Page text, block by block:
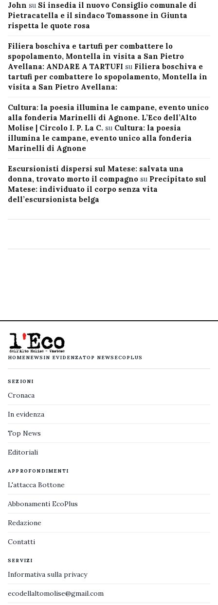
John su Si insedia il nuovo Consiglio comunale di
Pietracatella e il sindaco Tomassone in Giunta
rispetta le quote rosa
Filiera boschiva e tartufi per combattere lo
spopolamento, Montella in visita a San Pietro
Avellana: ANDARE A TARTUFI su Filiera boschiva e
tartufi per combattere lo spopolamento, Montella in
visita a San Pietro Avellana:
Cultura: la poesia illumina le campane, evento unico
alla fonderia Marinelli di Agnone. L’Eco dell’Alto
Molise | Circolo I. P. La C. su Cultura: la poesia
illumina le campane, evento unico alla fonderia
Marinelli di Agnone
Escursionisti dispersi sul Matese: salvata una
donna, trovato morto il compagno su Precipitato sul
Matese: individuato il corpo senza vita
dell’escursionista belga
HOMENEWS IN EVIDENZATOP NEWS ECOPLUS
SEZIONI
Cronaca
In evidenza
Top News
Editoriali
APPROFONDIMENTI
L'attacca Bottone
Abbonamenti EcoPlus
Redazione
Contatti
SERVIZI
Informativa sulla privacy
ecodellaltomolise@gmail.com